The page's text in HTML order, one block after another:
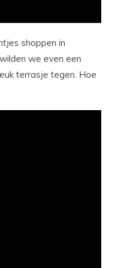
shoppen in
we even een
terrasje tegen. Hoe